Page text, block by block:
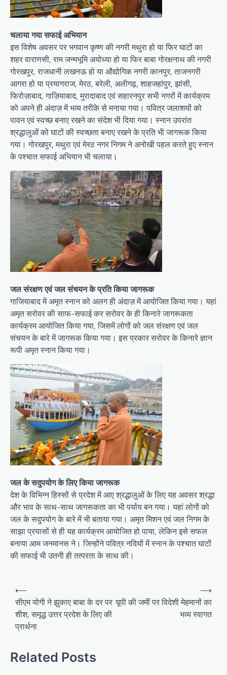
चलाया गया सफाई अभियान
इस विशेष अवसर पर भगवान कृष्ण की नगरी मथुरा हो या फिर घाटों का
शहर वाराणसी, राम जन्मभूमि अयोध्या हो या फिर बाबा गोरक्षनाथ की नगरी
गोरखपुर, राजधानी लखनऊ हो या औद्योगिक नगरी कानपुर, ताजनगरी
आगरा हो या प्रयागराज, मेरठ, बरेली, अलीगढ़, शाहजहांपुर, झांसी,
फिरोज़ाबाद, गाज़ियाबाद, मुरादाबाद एवं सहारनपुर सभी नगरों में कार्यक्रम
को अपने ही अंदाज़ में भव्य तरीके से मनाया गया। पवित्र जलाशयों को
पावन एवं स्वच्छ बनाए रखने का संदेश भी दिया गया। स्नान उपरांत
श्रद्धालुओं को घाटों की स्वच्छता बनाए रखने के प्रति भी जागरूक किया
गया। गोरखपुर, मथुरा एवं मेरठ नगर निगम ने अनोखी पहल करते हुए स्नान
के पश्चात सफाई अभियान भी चलाया।
जल संरक्षण एवं जल संचयन के प्रति किया जागरूक
गाजियाबाद में अमृत स्नान को अलग ही अंदाज़ में आयोजित किया गया। यहां
अमृत सरोवर की साफ-सफाई कर सरोवर के ही किनारे जागरूकता
कार्यक्रम आयोजित किया गया, जिसमें लोगों को जल संरक्षण एवं जल
संचयन के बारे में जागरूक किया गया। इस प्रकार सरोवर के किनारे ज्ञान
रूपी अमृत स्नान किया गया।
जल के सदुपयोग के लिए किया जागरूक
देश के विभिन्न हिस्सों से प्रदेश में आए श्रद्धालुओं के लिए यह अवसर श्रद्धा
और भाव के साथ-साथ जागरूकता का भी पर्याय बन गया। यहां लोगों को
जल के सदुपयोग के बारे में भी बताया गया। अमृत मिशन एवं जल निगम के
साझा प्रयासों से ही यह कार्यक्रम आयोजित हो पाया, लेकिन इसे सफल
बनाया आम जनमानस ने। जिन्होंने पवित्र नदियों में स्नान के पश्चात घाटों
की सफाई भी उतनी ही तत्परता के साथ की।
Post
navigation
⟵
सीएम योगी ने झुकाए बाबा के दर पर
शीश, समृद्ध उत्तर प्रदेश के लिए की
प्रार्थना
यूपी की जमीं पर विदेशी मेहमानों का
भव्य स्वागत
⟶
Related Posts